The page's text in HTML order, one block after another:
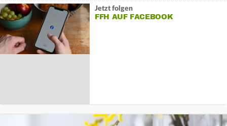
Jetzt folgen
FFH AUF FACEBOOK